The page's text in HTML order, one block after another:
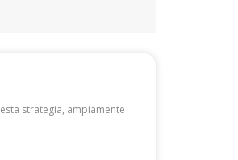
strategia, ampiamente